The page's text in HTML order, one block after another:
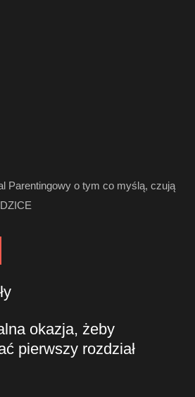
Parentingowy o tym co myślą, czują
okazja, żeby
pierwszy rozdział